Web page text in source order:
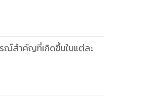
ณ์สำคัญที่เกิดขึ้นในแต่ละ